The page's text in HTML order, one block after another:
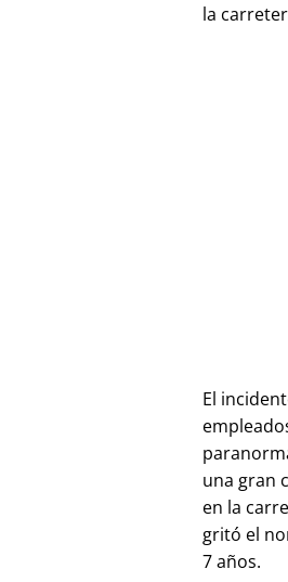
la
El
una gran
en la
gritó el
7 años.